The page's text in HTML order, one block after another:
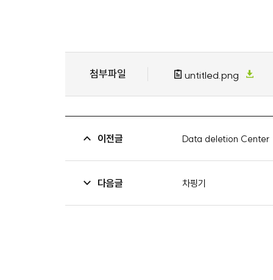
첨부파일 untitled.png
이전글 Data deletion Center
다음글 차핑기